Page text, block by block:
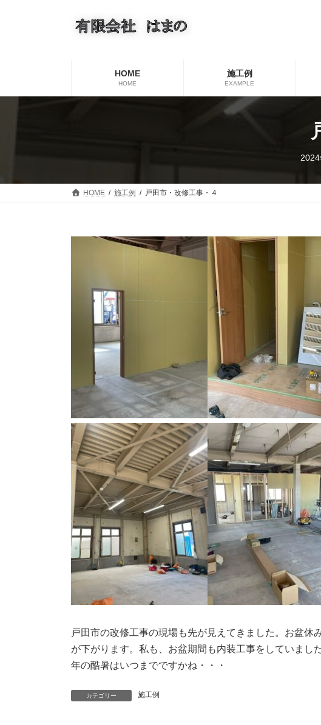
キ
に
HOME
HOME
施工例
EXAMPLE
HOME 施工例 戸田市・改修工事・４
戸田市の改修工事の現場も先が見えてきました。お盆
が下がります。私も、お盆期間も内装工事をしていまし
年の酷暑はいつまでですかね・・・
カテゴリー 施工例